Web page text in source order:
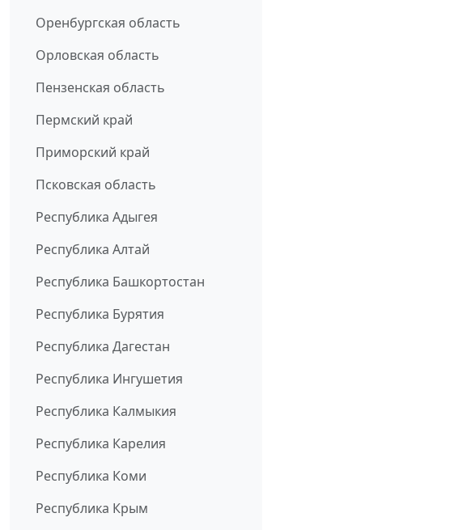
Оренбургская область
Орловская область
Пензенская область
Пермский край
Приморский край
Псковская область
Республика Адыгея
Республика Алтай
Республика Башкортостан
Республика Бурятия
Республика Дагестан
Республика Ингушетия
Республика Калмыкия
Республика Карелия
Республика Коми
Республика Крым